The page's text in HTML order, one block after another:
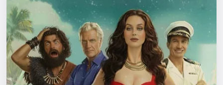
Спорт
События
Города